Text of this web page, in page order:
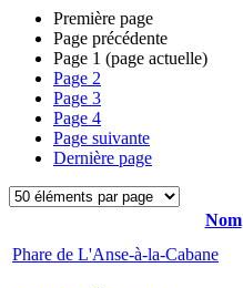
Première page
Page précédente
Page 1 (page actuelle)
Page 2
Page 3
Page 4
Page suivante
Dernière page
Nom
Phare de L'Anse-à-la-Cabane